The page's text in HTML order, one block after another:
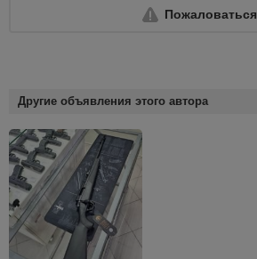
Пожаловаться
Другие объявления этого автора